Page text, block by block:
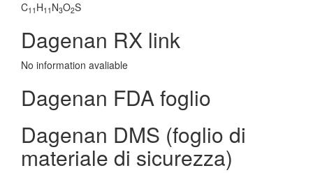
C11 H11 N3O2S
Dagenan RX link
No information avaliable
Dagenan FDA foglio
Dagenan DMS (foglio di
materiale di sicurezza)